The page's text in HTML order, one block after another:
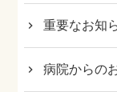
重要なお知
病院からの